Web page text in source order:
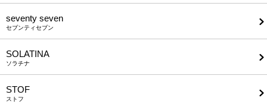
seventy seven
セブンティセブン
SOLATINA
ソラチナ
STOF
ストフ